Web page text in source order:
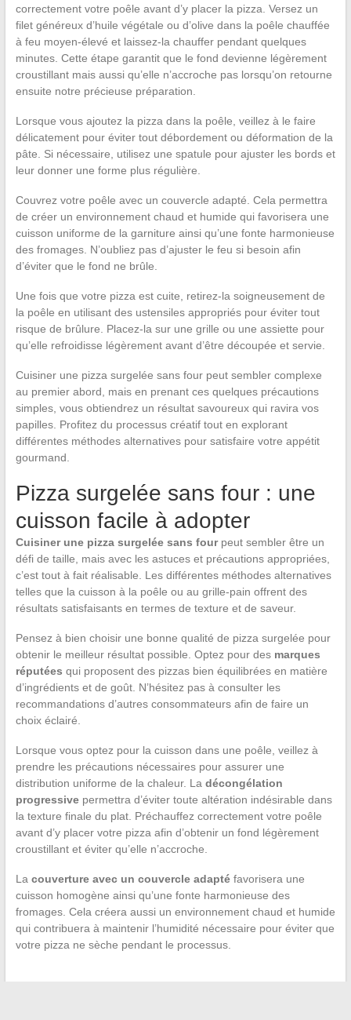
correctement votre poêle avant d’y placer la pizza. Versez un
filet généreux d’huile végétale ou d’olive dans la poêle chauffée
à feu moyen-élevé et laissez-la chauffer pendant quelques
minutes. Cette étape garantit que le fond devienne légèrement
croustillant mais aussi qu’elle n’accroche pas lorsqu’on retourne
ensuite notre précieuse préparation.
Lorsque vous ajoutez la pizza dans la poêle, veillez à le faire
délicatement pour éviter tout débordement ou déformation de la
pâte. Si nécessaire, utilisez une spatule pour ajuster les bords et
leur donner une forme plus régulière.
Couvrez votre poêle avec un couvercle adapté. Cela permettra
de créer un environnement chaud et humide qui favorisera une
cuisson uniforme de la garniture ainsi qu’une fonte harmonieuse
des fromages. N’oubliez pas d’ajuster le feu si besoin afin
d’éviter que le fond ne brûle.
Une fois que votre pizza est cuite, retirez-la soigneusement de
la poêle en utilisant des ustensiles appropriés pour éviter tout
risque de brûlure. Placez-la sur une grille ou une assiette pour
qu’elle refroidisse légèrement avant d’être découpée et servie.
Cuisiner une pizza surgelée sans four peut sembler complexe
au premier abord, mais en prenant ces quelques précautions
simples, vous obtiendrez un résultat savoureux qui ravira vos
papilles. Profitez du processus créatif tout en explorant
différentes méthodes alternatives pour satisfaire votre appétit
gourmand.
Pizza surgelée sans four : une
cuisson facile à adopter
Cuisiner une pizza surgelée sans fourpeut sembler être un
défi de taille, mais avec les astuces et précautions appropriées,
c’est tout à fait réalisable. Les différentes méthodes alternatives
telles que la cuisson à la poêle ou au grille-pain offrent des
résultats satisfaisants en termes de texture et de saveur.
Pensez à bien choisir une bonne qualité de pizza surgelée pour
obtenir le meilleur résultat possible. Optez pour des marques
réputées qui proposent des pizzas bien équilibrées en matière
d’ingrédients et de goût. N’hésitez pas à consulter les
recommandations d’autres consommateurs afin de faire un
choix éclairé.
Lorsque vous optez pour la cuisson dans une poêle, veillez à
prendre les précautions nécessaires pour assurer une
distribution uniforme de la chaleur. La décongélation
progressivepermettra d’éviter toute altération indésirable dans
la texture finale du plat. Préchauffez correctement votre poêle
avant d’y placer votre pizza afin d’obtenir un fond légèrement
croustillant et éviter qu’elle n’accroche.
La couverture avec un couvercle adaptéfavorisera une
cuisson homogène ainsi qu’une fonte harmonieuse des
fromages. Cela créera aussi un environnement chaud et humide
qui contribuera à maintenir l’humidité nécessaire pour éviter que
votre pizza ne sèche pendant le processus.